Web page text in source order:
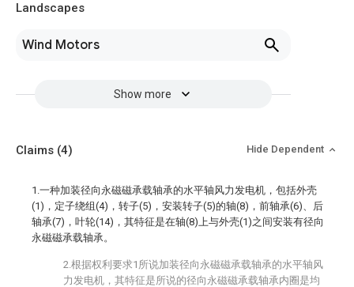
Landscapes
Wind Motors
Show more
Claims (4) Hide Dependent
1.一种加装径向永磁磁承载轴承的水平轴风力发电机，包括外壳
(1)，定子绕组(4)，转子(5)，安装转子(5)的轴(8)，前轴承(6)、后
轴承(7)，叶轮(14)，其特征是在轴(8)上与外壳(1)之间安装有径向
永磁磁承载轴承。
2.根据权利要求1所说加装径向永磁磁承载轴承的水平轴风
力发电机，其特征是所说的径向永磁磁承载轴承内圈是均